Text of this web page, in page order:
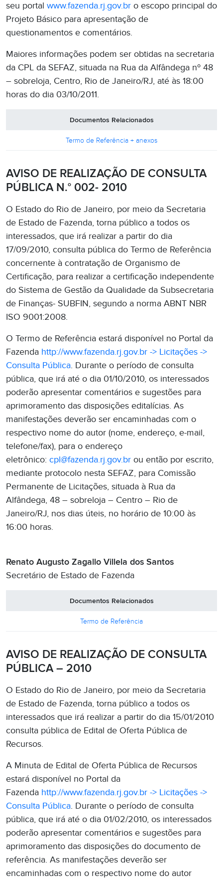
seu portal www.fazenda.rj.gov.br o escopo principal do
Projeto Básico para apresentação de
questionamentos e comentários.
Maiores informações podem ser obtidas na secretaria
da CPL da SEFAZ, situada na Rua da Alfândega nº 48
– sobreloja, Centro, Rio de Janeiro/RJ, até às 18:00
horas do dia 03/10/2011.
Documentos Relacionados
Termo de Referência + anexos
AVISO DE REALIZAÇÃO DE CONSULTA
PÚBLICA N.° 002- 2010
O Estado do Rio de Janeiro, por meio da Secretaria
de Estado de Fazenda, torna público a todos os
interessados, que irá realizar a partir do dia
17/09/2010, consulta pública do Termo de Referência
concernente à contratação de Organismo de
Certificação, para realizar a certificação independente
do Sistema de Gestão da Qualidade da Subsecretaria
de Finanças- SUBFIN, segundo a norma ABNT NBR
ISO 9001:2008.
O Termo de Referência estará disponível no Portal da
Fazenda http://www.fazenda.rj.gov.br -> Licitações ->
Consulta Pública. Durante o período de consulta
pública, que irá até o dia 01/10/2010, os interessados
poderão apresentar comentários e sugestões para
aprimoramento das disposições editalícias. As
manifestações deverão ser encaminhadas com o
respectivo nome do autor (nome, endereço, e-mail,
telefone/fax), para o endereço
eletrônico: cpl@fazenda.rj.gov.br ou então por escrito,
mediante protocolo nesta SEFAZ, para Comissão
Permanente de Licitações, situada à Rua da
Alfândega, 48 – sobreloja – Centro – Rio de
Janeiro/RJ, nos dias úteis, no horário de 10:00 às
16:00 horas.
Renato Augusto Zagallo Villela dos Santos
Secretário de Estado de Fazenda
Documentos Relacionados
Termo de Referência
AVISO DE REALIZAÇÃO DE CONSULTA
PÚBLICA – 2010
O Estado do Rio de Janeiro, por meio da Secretaria
de Estado de Fazenda, torna público a todos os
interessados que irá realizar a partir do dia 15/01/2010
consulta pública de Edital de Oferta Pública de
Recursos.
A Minuta de Edital de Oferta Pública de Recursos
estará disponível no Portal da
Fazenda http://www.fazenda.rj.gov.br -> Licitações ->
Consulta Pública. Durante o período de consulta
pública, que irá até o dia 01/02/2010, os interessados
poderão apresentar comentários e sugestões para
aprimoramento das disposições do documento de
referência. As manifestações deverão ser
encaminhadas com o respectivo nome do autor